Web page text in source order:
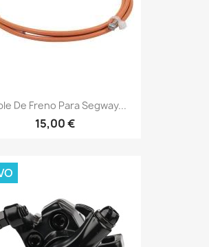
De Freno Para Segway...
15,00 €